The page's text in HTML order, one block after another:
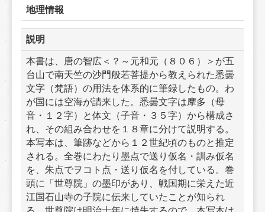
地理情報
説明
本書は、唐の智広＜？～元和元（８０６）＞が五
台山で南天竺の沙門般若菩提から教えられた悉曇
文字（梵語）の用法を体系的に筆録したもの。わ
が国には空海が請来した。悉曇文字は摩多（母
音・１２字）と体文（子音・３５字）から構成さ
れ、その組み合わせを１８章に分けて説明する。
本写本は、筆跡などから１２世紀頃のものと推定
される。全巻にわたり墨点で送り仮名・訓み仮名
を、朱点でヲコト点・送り仮名を付している。巻
頭に「世尊院」の墨印があり、戦国期に栄えた近
江国石山寺の子院に伝来していたことが知られ